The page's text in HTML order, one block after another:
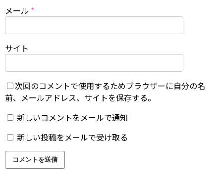
メール *
サイト
次回のコメントで使用するためブラウザーに自分の名
前、メールアドレス、サイトを保存する。
新しいコメントをメールで通知
新しい投稿をメールで受け取る